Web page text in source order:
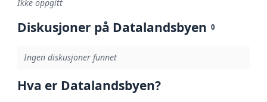
Ikke oppgitt
Diskusjoner på Datalandsbyen 0
Ingen diskusjoner funnet
Hva er Datalandsbyen?